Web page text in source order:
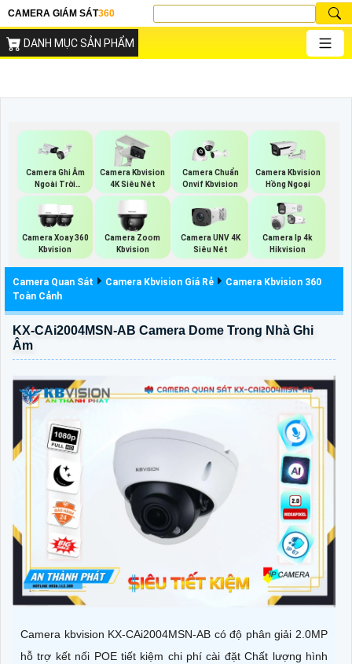
CAMERA GIÁM SÁT360
DANH MỤC SẢN PHẨM
Camera Ghi Âm
Ngoài Trời
Kbvision
Camera Kbvision
4K Siêu Nét
Camera Chuẩn
Onvif Kbvision
Camera Kbvision
Hồng Ngoại
Camera Xoay 360
Kbvision
Camera Zoom
Kbvision
Camera UNV 4K
Siêu Nét
Camera Ip 4k
Hikvision
Camera Quan Sát Camera Kbvision Giá Rẻ
Camera Kbvision 360
Toàn Cảnh
KX-CAi2004MSN-AB Camera Dome Trong Nhà Ghi
Âm
Camera kbvision KX-CAi2004MSN-AB có độ phân giải 2.0MP
hỗ trợ kết nối POE tiết kiệm chi phí cài đặt Chất lượng hình